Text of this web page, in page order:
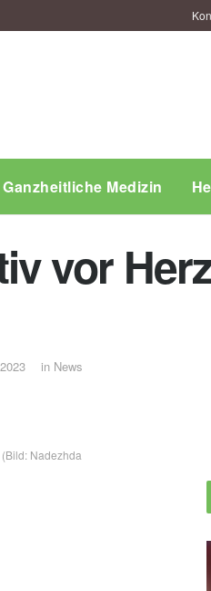
Ganzheitliche Medizin
vor
in News
Nadezhda